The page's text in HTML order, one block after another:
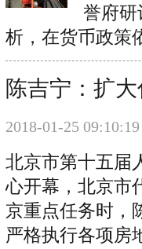
誉府研
析，在货币政策
陈吉宁：扩
2018-01-25
北京市第十五届
心开幕，北京市
京重点任务时，
严格执行各项房